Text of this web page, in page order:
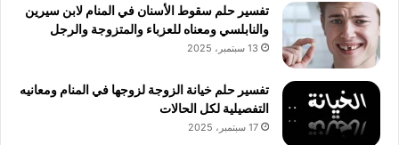
تفسير حلم سقوط الأسنان في المنام لابن سيرين
والنابلسي ومعناه للعزباء والمتزوجة والرجل
13 سبتمبر، 2025
تفسير حلم خيانة الزوجة لزوجها في المنام ومعانيه
التفصيلية لكل الحالات
17 سبتمبر، 2025